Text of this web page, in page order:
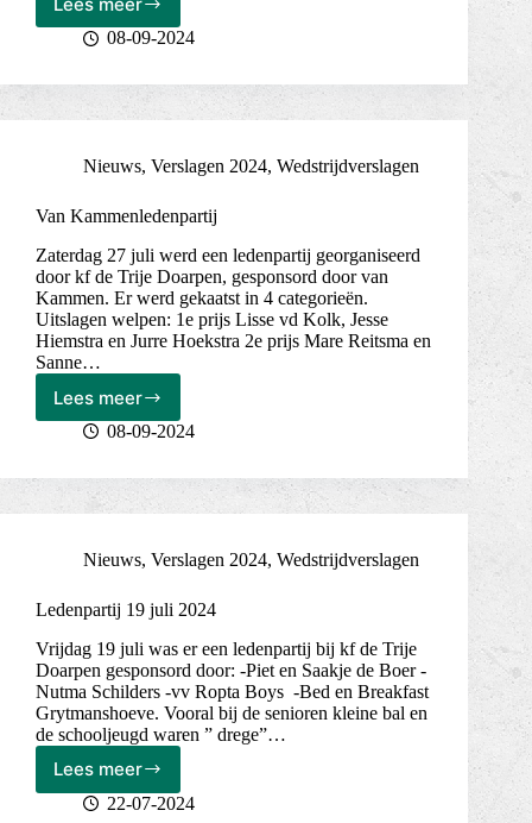
Ledenpartij
dinsdag
juli
2024
08-09-2024
Nieuws, Verslagen 2024, Wedstrijdverslagen
Van Kammenledenpartij
Zaterdag 27 juli werd een ledenpartij georganiseerd
door kf de Trije Doarpen, gesponsord door van
Kammen. Er werd gekaatst in 4 categorieën.
Uitslagen welpen: 1e prijs Lisse vd Kolk, Jesse
Hiemstra en Jurre Hoekstra 2e prijs Mare Reitsma en
Sanne…
Lees meer
Van
Kammenledenpartij
08-09-2024
Nieuws, Verslagen 2024, Wedstrijdverslagen
Ledenpartij 19 juli 2024
Vrijdag 19 juli was er een ledenpartij bij kf de Trije
Doarpen gesponsord door: -Piet en Saakje de Boer -
Nutma Schilders -vv Ropta Boys -Bed en Breakfast
Grytmanshoeve. Vooral bij de senioren kleine bal en
de schooljeugd waren ” drege”…
Lees meerLedenpartij
19
22-07-2024